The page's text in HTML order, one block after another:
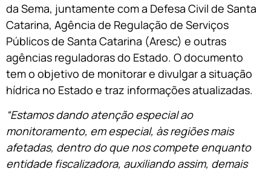
da Sema, juntamente com a Defesa Civil de Santa
Catarina, Agência de Regulação de Serviços
Públicos de Santa Catarina (Aresc) e outras
agências reguladoras do Estado. O documento
tem o objetivo de monitorar e divulgar a situação
hídrica no Estado e traz informações atualizadas.
“Estamos dando atenção especial ao
monitoramento, em especial, às regiões mais
afetadas, dentro do que nos compete enquanto
entidade fiscalizadora, auxiliando assim, demais